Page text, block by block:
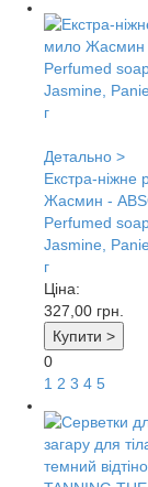
Детально >
Екстра-ніжне
Жасмин -
Perfumed
Jasmine,
г
Ціна:
327,00 грн.
Купити >
0
1 2 3 4 5